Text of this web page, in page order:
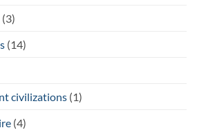
(3)
(14)
civilizations (1)
(4)